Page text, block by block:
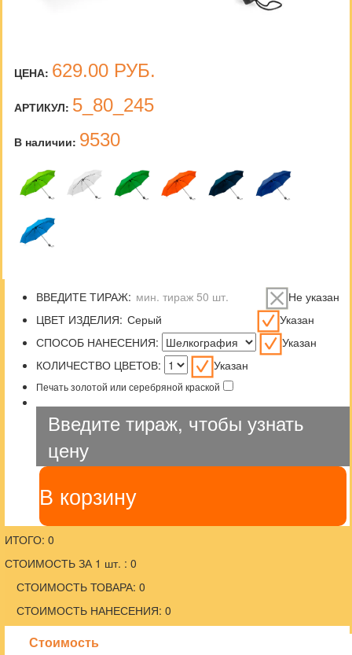
ЦЕНА: 629.00 РУБ.
АРТИКУЛ: 5_80_245
В наличии: 9530
ВВЕДИТЕ ТИРАЖ:
Не указан
ЦВЕТ ИЗДЕЛИЯ:
Указан
СПОСОБ НАНЕСЕНИЯ:
Указан
КОЛИЧЕСТВО ЦВЕТОВ:
Указан
Печать золотой или серебряной краской
Введите тираж, чтобы узнать
цену
В корзину
ИТОГО: 0
СТОИМОСТЬ ЗА 1 шт. : 0
СТОИМОСТЬ ТОВАРА: 0
СТОИМОСТЬ НАНЕСЕНИЯ: 0
Стоимость